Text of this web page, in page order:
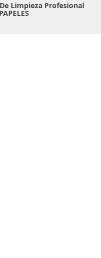
Limpieza Profesional
PAPELES